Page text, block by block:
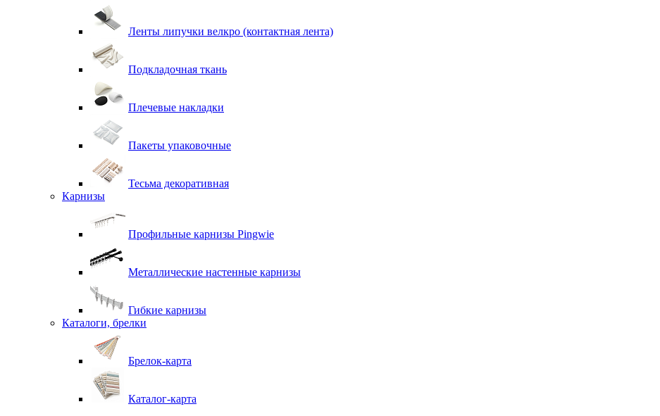
Ленты липучки велкро (контактная лента)
Подкладочная ткань
Плечевые накладки
Пакеты упаковочные
Тесьма декоративная
Карнизы
Профильные карнизы Pingwie
Металлические настенные карнизы
Гибкие карнизы
Каталоги, брелки
Брелок-карта
Каталог-карта